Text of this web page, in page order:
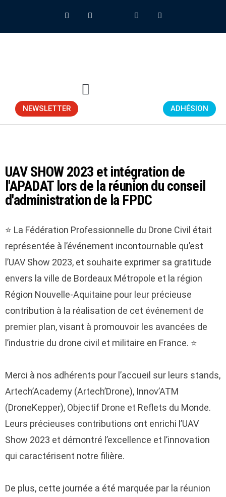
NEWSLETTER ADHÉSION
UAV SHOW 2023 et intégration de
l'APADAT lors de la réunion du conseil
d'administration de la FPDC
⭐ La Fédération Professionnelle du Drone Civil était
représentée à l’événement incontournable qu’est
l’UAV Show 2023, et souhaite exprimer sa gratitude
envers la ville de Bordeaux Métropole et la région
Région Nouvelle-Aquitaine pour leur précieuse
contribution à la réalisation de cet événement de
premier plan, visant à promouvoir les avancées de
l’industrie du drone civil et militaire en France. ⭐
Merci à nos adhérents pour l’accueil sur leurs stands,
Artech’Academy (Artech’Drone), Innov’ATM
(DroneKepper), Objectif Drone et Reflets du Monde.
Leurs précieuses contributions ont enrichi l’UAV
Show 2023 et démontré l’excellence et l’innovation
qui caractérisent notre filière.
De plus, cette journée a été marquée par la réunion